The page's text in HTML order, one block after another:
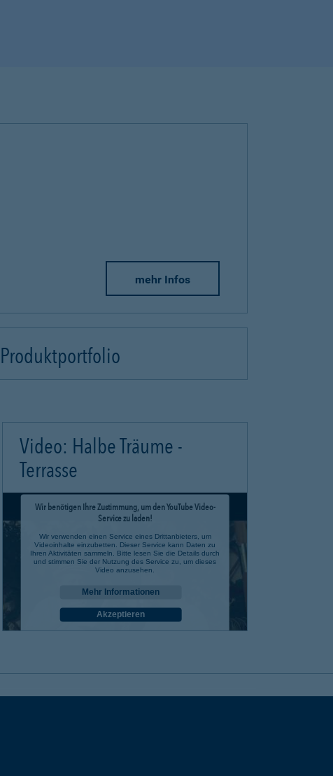
mehr Infos
Video: Halbe Träume -
Terrasse
Wir benötigen Ihre Zustimmung, um den YouTube Video-
Service zu laden!
Wir verwenden einen Service eines Drittanbieters, um
Videoinhalte einzubetten. Dieser Service kann Daten zu
Ihren Aktivitäten sammeln. Bitte lesen Sie die Details durch
und stimmen Sie der Nutzung des Service zu, um dieses
Video anzusehen.
Mehr Informationen
Akzeptieren
powered byUsercentrics Consent Management Platform